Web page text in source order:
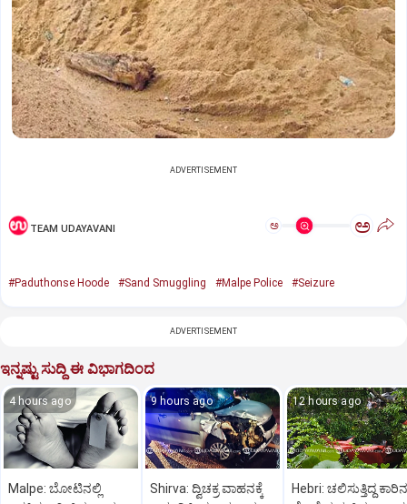
ADVERTISEMENT
TEAM UDAYAVANI ಅ ಅ
#Paduthonse Hoode #Sand Smuggling #Malpe Police #Seizure
ADVERTISEMENT
ಇನ್ನಷ್ಟು ಸುದ್ದಿ ಈ ವಿಭಾಗದಿಂದ
4 hours ago
Malpe: ಬೋಟಿನಲ್ಲಿ
9 hours ago
Shirva: ದ್ವಿಚಕ್ರ ವಾಹನಕ್ಕೆ
12 hours ago
Hebri: ಚಲಿಸುತ್ತಿದ್ದ ಕಾರಿನ